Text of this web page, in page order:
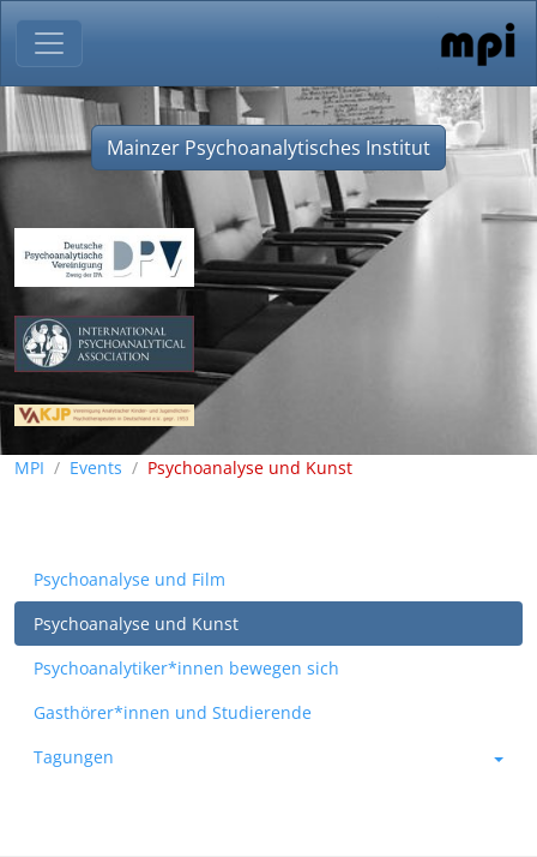
Mainzer Psychoanalytisches Institut
MPI Events Psychoanalyse und Kunst
Psychoanalyse und Film
Psychoanalyse und Kunst
Psychoanalytiker*innen bewegen sich
Gasthörer*innen und Studierende
Tagungen